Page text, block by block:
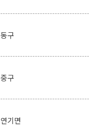
동구
중구
연기면